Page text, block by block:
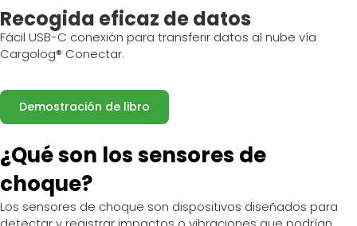
Recogida eficaz de datos
Fácil USB-C conexión para transferir datos al nube vía
Cargolog® Conectar.
Demostración de libro
¿Qué son los sensores de
choque?
Los sensores de choque son dispositivos diseñados para